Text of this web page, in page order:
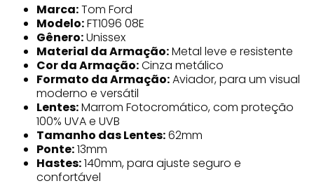
Marca:Tom Ford
Modelo:FT1096 08E
Gênero:Unissex
Material da Armação:Metal leve e resistente
Cor da Armação:Cinza metálico
Formato da Armação:Aviador, para um visual
moderno e versátil
Lentes:Marrom Fotocromático, com proteção
100% UVA e UVB
Tamanho das Lentes:62mm
Ponte:13mm
Hastes:140mm, para ajuste seguro e
confortável